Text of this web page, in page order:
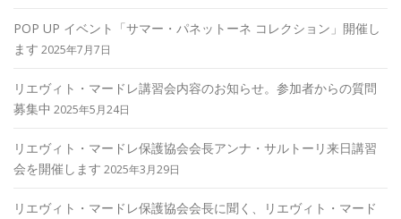
POP UP イベント「サマー・パネットーネ コレクション」開催し
ます 2025年7月7日
リエヴィト・マードレ講習会内容のお知らせ。参加者からの質問
募集中 2025年5月24日
リエヴィト・マードレ保護協会会長アンナ・サルトーリ来日講習
会を開催します 2025年3月29日
リエヴィト・マードレ保護協会会長に聞く、リエヴィト・マード